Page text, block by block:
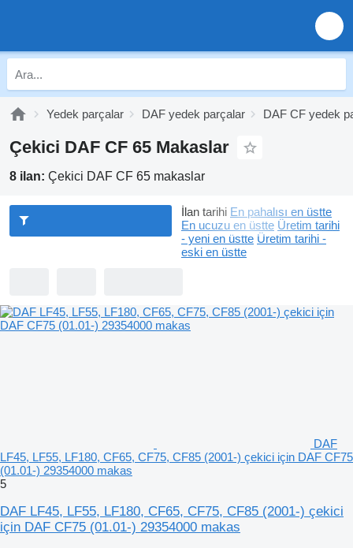
Yedek parçalar DAF yedek parçalar DAF CF yedek
Çekici DAF CF 65 Makaslar
8 ilan: Çekici DAF CF 65 makaslar
İlan tarihi En pahalısı en üstte
En ucuzu en üstte Üretim tarihi
- yeni en üstte Üretim tarihi -
eski en üstte
DAF
LF45, LF55, LF180, CF65, CF75, CF85 (2001-) çekici için DAF CF75
(01.01-) 29354000 makas
5
DAF LF45, LF55, LF180, CF65, CF75, CF85 (2001-) çekici
için DAF CF75 (01.01-) 29354000 makas